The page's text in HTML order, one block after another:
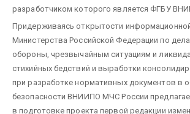
разработчиком которого является ФГБУ
Придерживаясь открытости
Министерства Российской Федерации по
обороны, чрезвычайным ситуациям и
стихийных бедствий и выработки
при разработке нормативных документов в
безопасности ВНИИПО МЧС России
в подготовке проекта первой редакции